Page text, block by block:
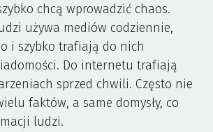
chcą wprowadzić chaos.
używa mediów codziennie,
i szybko trafiają do nich
Do internetu trafiają
sprzed chwili. Często nie
faktów, a same domysły, co
ludzi.